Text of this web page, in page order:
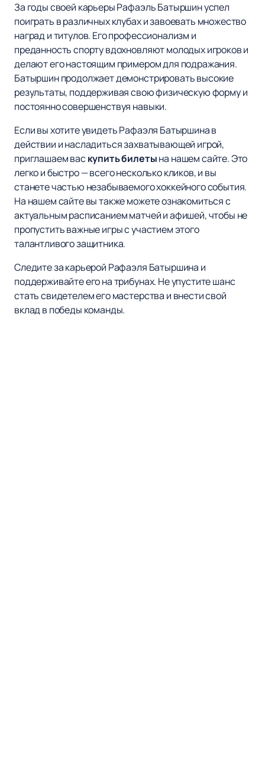
За годы своей карьеры Рафаэль Батыршин успел
поиграть в различных клубах и завоевать множество
наград и титулов. Его профессионализм и
преданность спорту вдохновляют молодых игроков и
делают его настоящим примером для подражания.
Батыршин продолжает демонстрировать высокие
результаты, поддерживая свою физическую форму и
постоянно совершенствуя навыки.
Если вы хотите увидеть Рафаэля Батыршина в
действии и насладиться захватывающей игрой,
приглашаем васкупить билетына нашем сайте. Это
легко и быстро — всего несколько кликов, и вы
станете частью незабываемого хоккейного события.
На нашем сайте вы также можете ознакомиться с
актуальным расписанием матчей и афишей, чтобы не
пропустить важные игры с участием этого
талантливого защитника.
Следите за карьерой Рафаэля Батыршина и
поддерживайте его на трибунах. Не упустите шанс
стать свидетелем его мастерства и внести свой
вклад в победы команды.